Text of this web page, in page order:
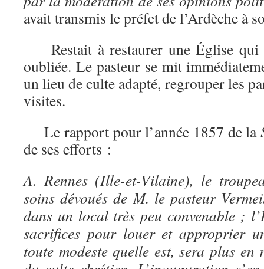
avait transmis le préfet de l’Ardèche à
Restait à restaurer une Église qui
oubliée. Le pasteur se mit
un lieu de culte adapté, regrouper les
visites.
Le rapport pour l’année 1857 de la
de ses efforts :
A. Rennes (Ille-et-Vilaine), le
soins dévoués de M. le pasteur
dans un local très peu convenable ;
sacrifices pour louer et approprier
toute modeste quelle est, sera plus